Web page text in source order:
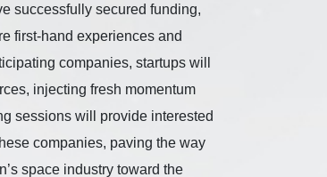
successfully secured funding,
first-hand experiences and
companies, startups will
injecting fresh momentum
sessions will provide interested
companies, paving the way
space industry toward the